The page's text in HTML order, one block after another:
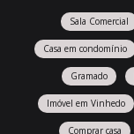
Sala Comercial
Casa em condomínio
Gramado
Imóvel em Vinhedo
Comprar casa